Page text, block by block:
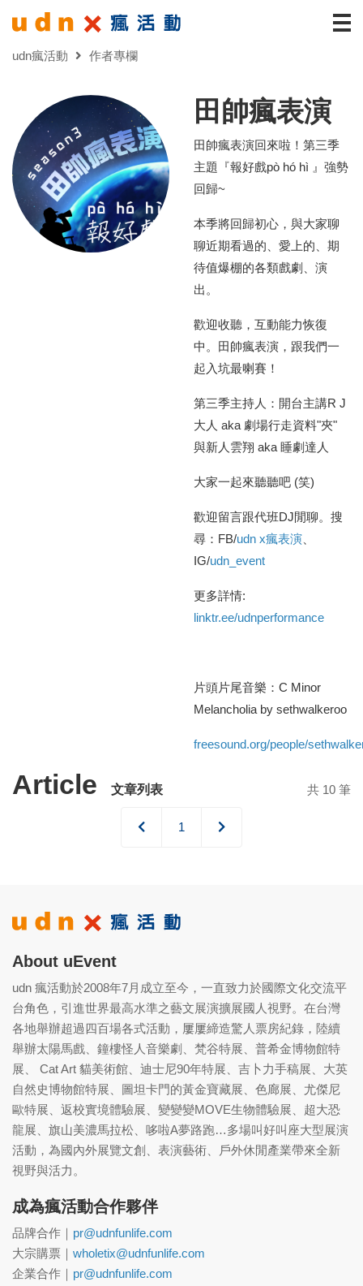
udn瘋活動 作者專欄
田帥瘋表演
田帥瘋表演回來啦！第三季
主題『報好戲pò hó hì 』強勢
回歸~
本季將回歸初心，與大家聊
聊近期看過的、愛上的、期
待值爆棚的各類戲劇、演
出。
歡迎收聽，互動能力恢復
中。田帥瘋表演，跟我們一
起入坑最喇賽！
第三季主持人：開台主講R J
大人 aka 劇場行走資料"夾"
與新人雲翔 aka 睡劇達人
大家一起來聽聽吧 (笑)
歡迎留言跟代班DJ閒聊。搜
尋：FB/udn x瘋表演
IG/udn_event
更多詳情:
linktr.ee/udnperformance
片頭片尾音樂：C Minor
Melancholia by sethwalkeroo
freesound.org/people/
Article 文章列表 共 10 筆
1
About uEvent
udn 瘋活動於2008年7月成立至今，一直致力於國際文化交流平
台角色，引進世界最高水準之藝文展演擴展國人視野。在台灣
各地舉辦超過四百場各式活動，屢屢締造驚人票房紀錄，陸續
舉辦太陽馬戲、鐘樓怪人音樂劇、梵谷特展、普希金博物館特
展、 Cat Art 貓美術館、迪士尼90年特展、吉卜力手稿展、大英
自然史博物館特展、圖坦卡門的黃金寶藏展、色廊展、尤傑尼
歐特展、返校實境體驗展、變變變MOVE生物體驗展、超大恐
龍展、旗山美濃馬拉松、哆啦A夢路跑…多場叫好叫座大型展演
活動，為國內外展覽文創、表演藝術、戶外休閒產業帶來全新
視野與活力。
成為瘋活動合作夥伴
品牌合作｜ pr@udnfunlife.com
大宗購票｜ wholetix@udnfunlife.com
企業合作｜ pr@udnfunlife.com